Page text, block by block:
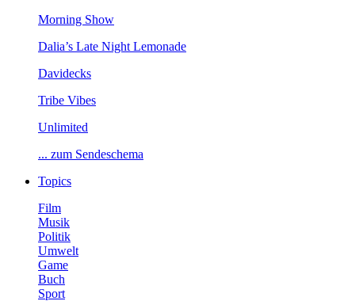
MorningShow
Dalia’sLateNightLemonade
Davidecks
TribeVibes
Unlimited
...zumSendeschema
Topics
Film
Musik
Politik
Umwelt
Game
Buch
Sport